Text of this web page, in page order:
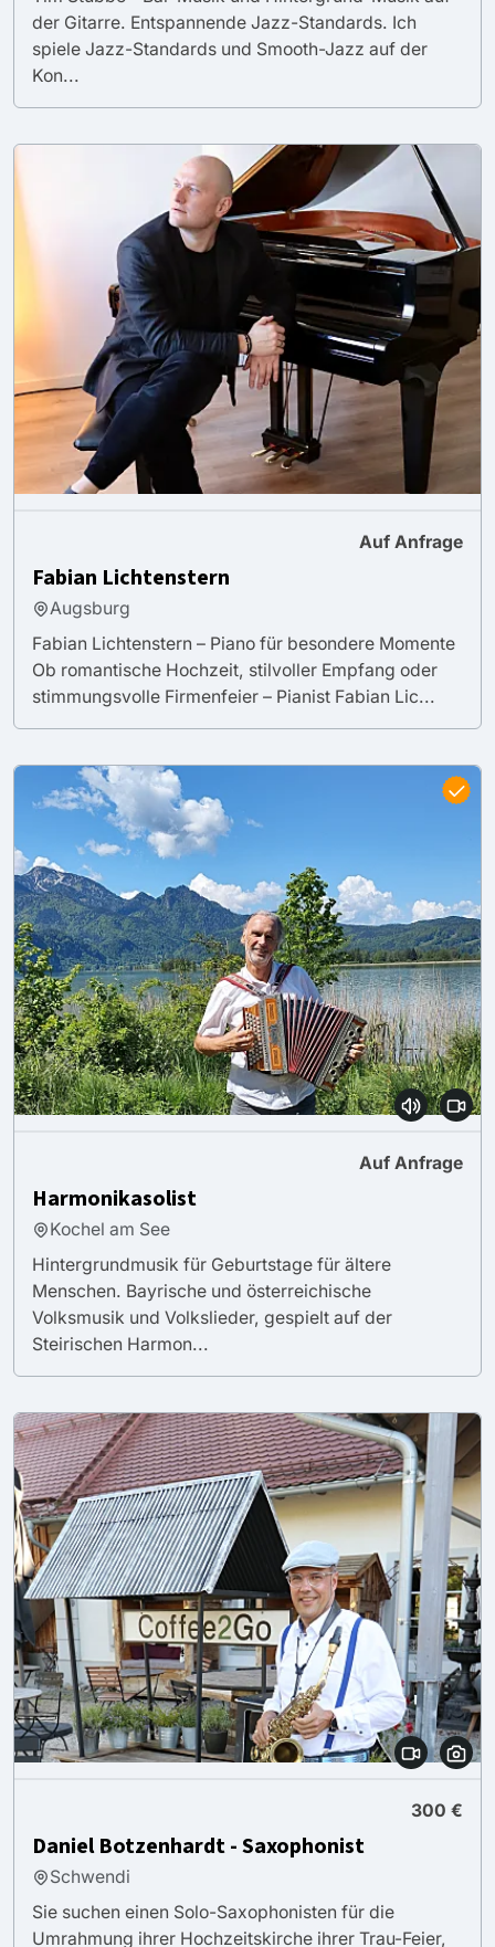
der Gitarre. Entspannende Jazz-Standards. Ich
spiele Jazz-Standards und Smooth-Jazz auf der
Kon...
Auf Anfrage
Fabian Lichtenstern
Augsburg
Fabian Lichtenstern – Piano für besondere Momente
Ob romantische Hochzeit, stilvoller Empfang oder
stimmungsvolle Firmenfeier – Pianist Fabian Lic...
Auf Anfrage
Harmonikasolist
Kochel am See
Hintergrundmusik für Geburtstage für ältere
Menschen. Bayrische und österreichische
Volksmusik und Volkslieder, gespielt auf der
Steirischen Harmon...
300 €
Daniel Botzenhardt - Saxophonist
Schwendi
Sie suchen einen Solo-Saxophonisten für die
Umrahmung ihrer Hochzeitskirche ihrer Trau-Feier,